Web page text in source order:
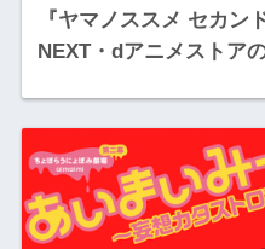
『ヤマノススメ セカン
NEXT・dアニメストア